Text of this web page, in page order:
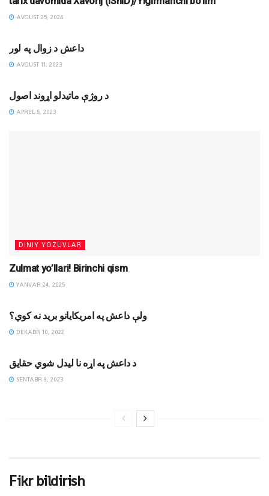
AVGUST 25, 2024
داعش د زوال په لور
AVGUST 11, 2023
د روژې ماتیدلو اړوند اصول
APREL 5, 2023
DINIY YOZUVLAR
Zulmat yo’llari! Birinchi qism
YANVAR 24, 2025
ولې داعش په امریکایانو برید نه کوي؟
DEKABR 10, 2022
د داعش په اړه نا لیدل شوي حقايق
SENTABR 9, 2023
Fikr bildirish